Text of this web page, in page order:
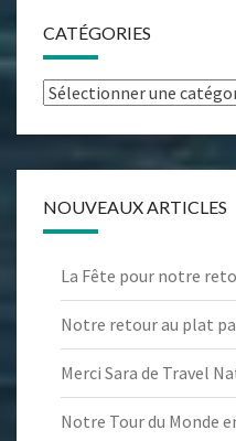
CATÉGORIES
Catégories
NOUVEAUX ARTICLES
La Fête pour notre
Notre retour au plat
Merci Sara de Travel
Notre Tour du Monde